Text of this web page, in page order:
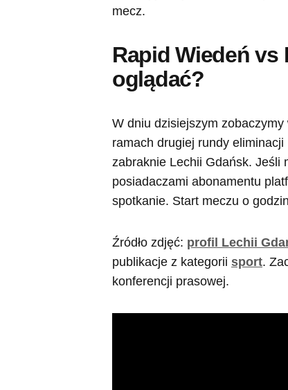
mecz.
Rapid Wiedeń vs
oglądać?
W dniu dzisiejszym
ramach drugiej rundy
zabraknie Lechii Gdańsk. Jeśli
posiadaczami abonamentu
spotkanie. Start meczu o
Źródło zdjęć: profil Lechii
publikacje z kategorii sport.
konferencji prasowej.